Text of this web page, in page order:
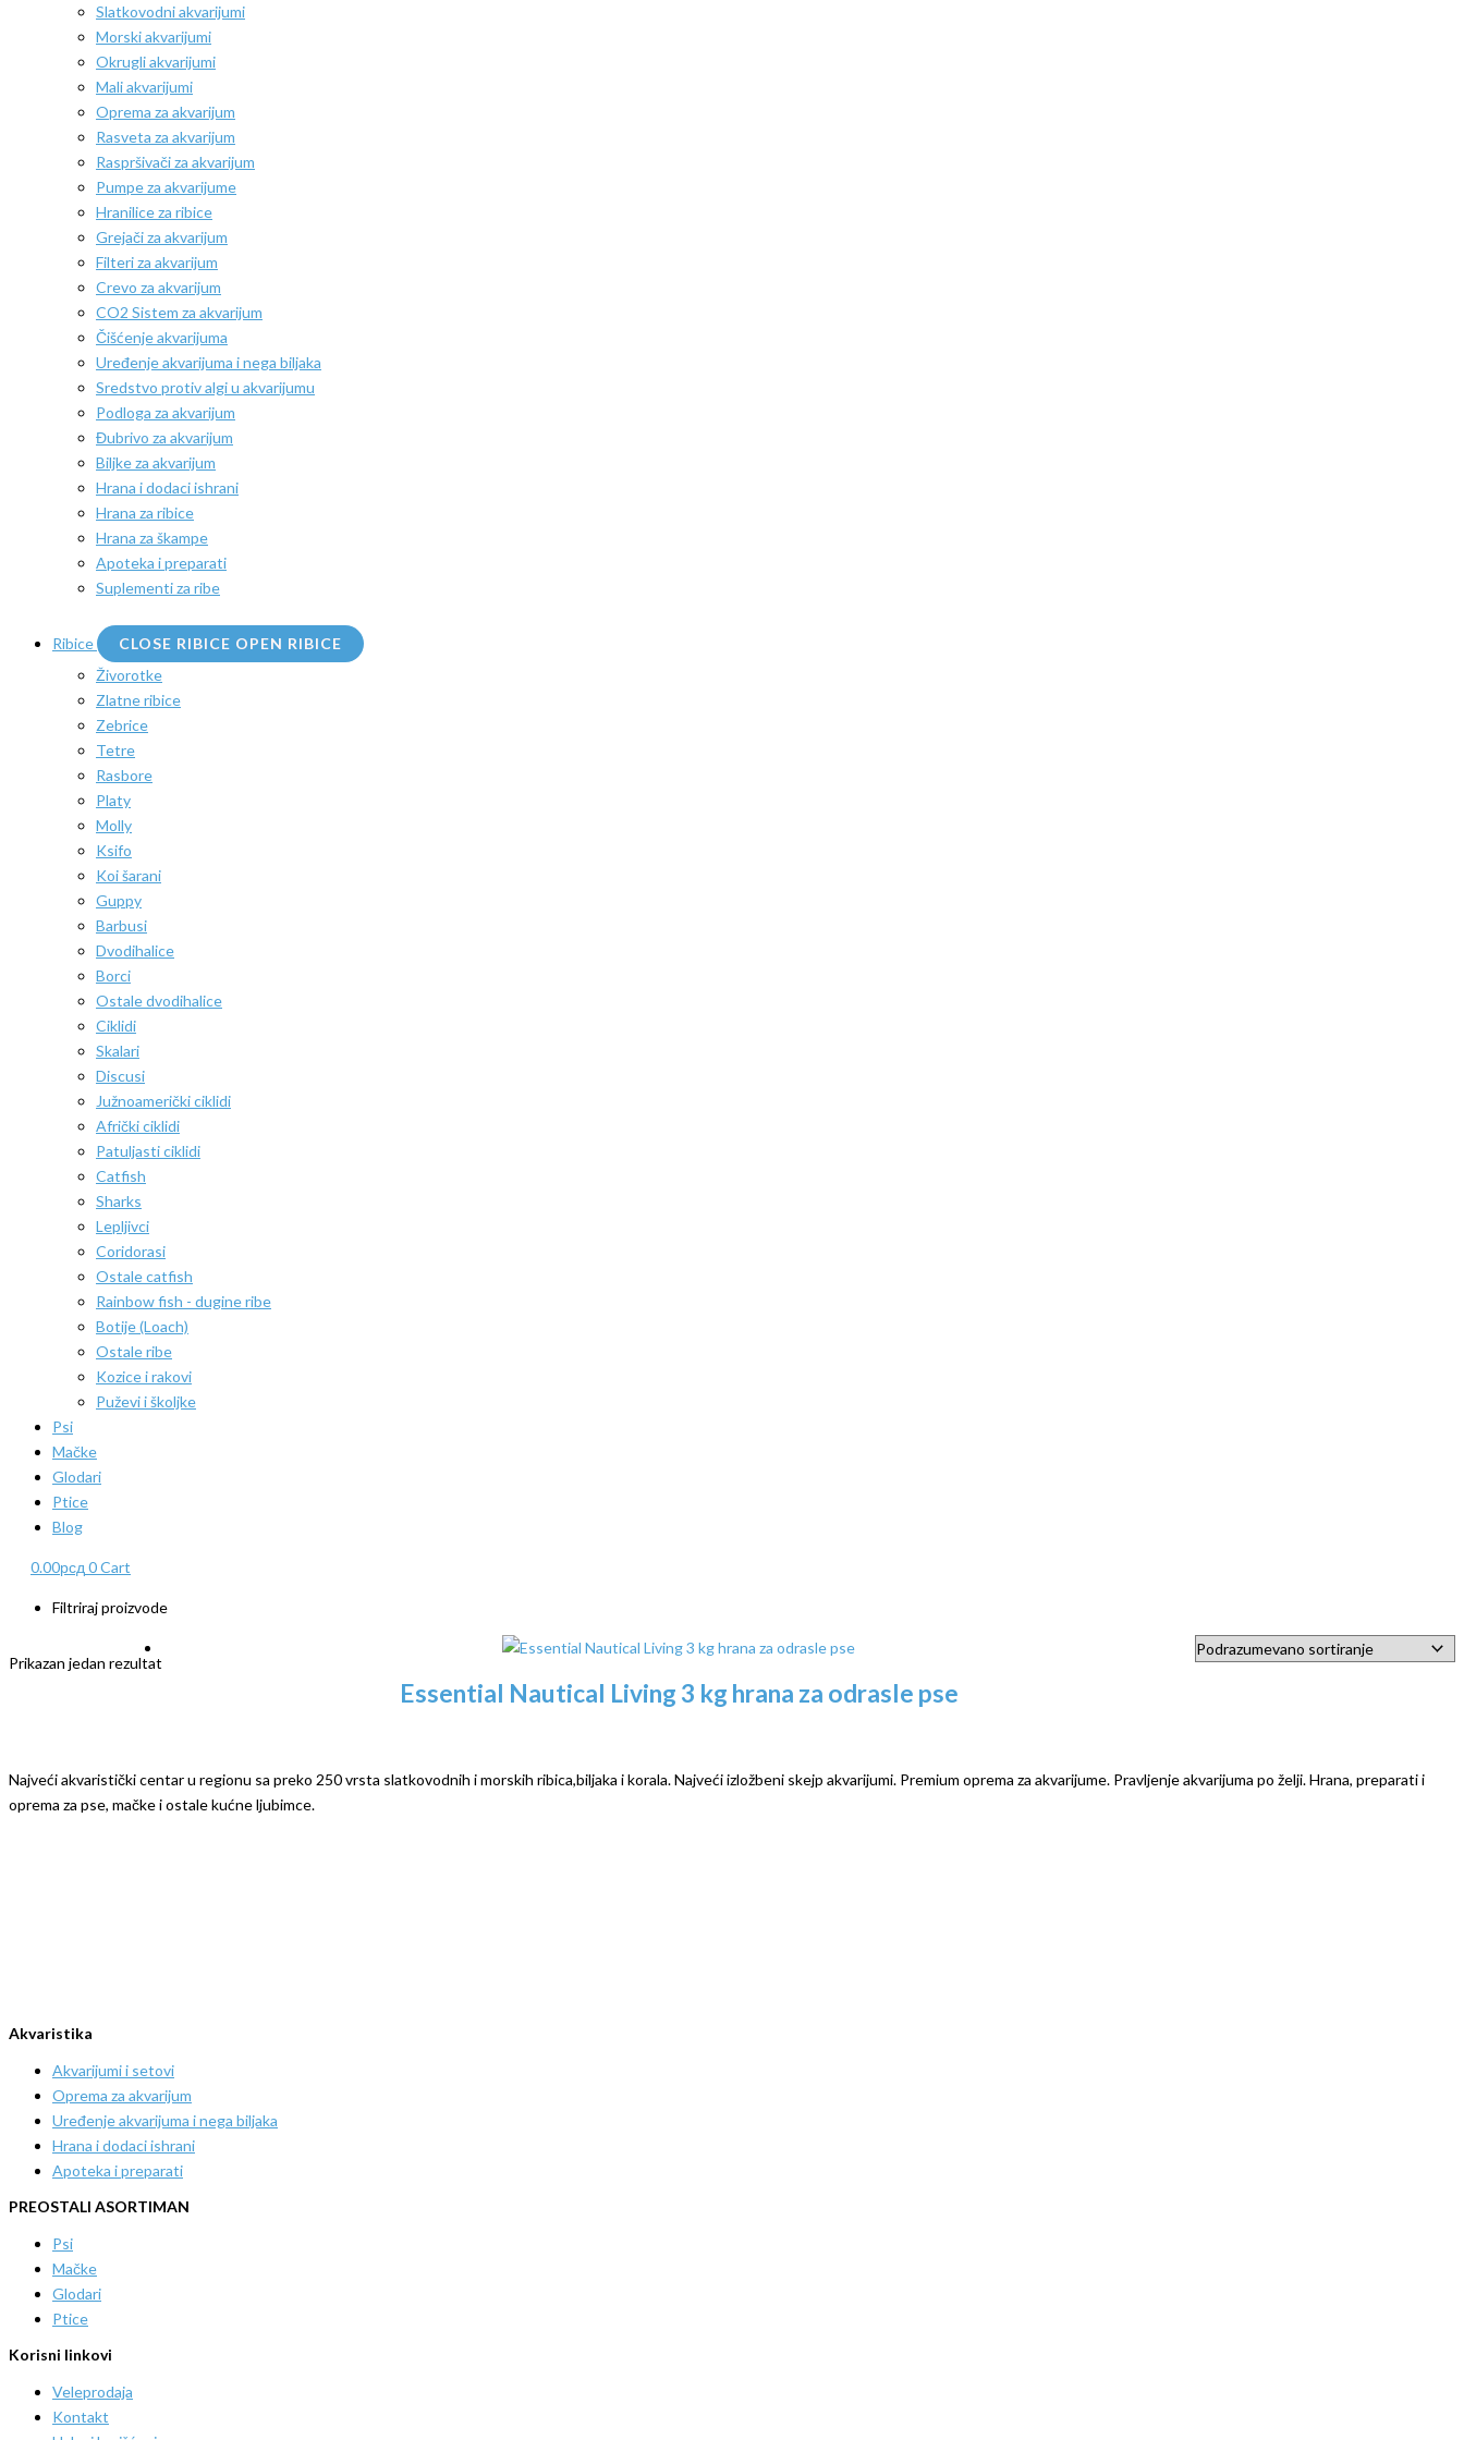
Slatkovodni akvarijumi
Morski akvarijumi
Okrugli akvarijumi
Mali akvarijumi
Oprema za akvarijum
Rasveta za akvarijum
Raspršivači za akvarijum
Pumpe za akvarijume
Hranilice za ribice
Grejači za akvarijum
Filteri za akvarijum
Crevo za akvarijum
CO2 Sistem za akvarijum
Čišćenje akvarijuma
Uređenje akvarijuma i nega biljaka
Sredstvo protiv algi u akvarijumu
Podloga za akvarijum
Đubrivo za akvarijum
Biljke za akvarijum
Hrana i dodaci ishrani
Hrana za ribice
Hrana za škampe
Apoteka i preparati
Suplementi za ribe
Ribice CLOSE RIBICE OPEN RIBICE
Živorotke
Zlatne ribice
Zebrice
Tetre
Rasbore
Platy
Molly
Ksifo
Koi šarani
Guppy
Barbusi
Dvodihalice
Borci
Ostale dvodihalice
Ciklidi
Skalari
Discusi
Južnoamerički ciklidi
Afrički ciklidi
Patuljasti ciklidi
Catfish
Sharks
Lepljivci
Coridorasi
Ostale catfish
Rainbow fish - dugine ribe
Botije (Loach)
Ostale ribe
Kozice i rakovi
Puževi i školjke
Psi
Mačke
Glodari
Ptice
Blog
0.00рсд 0Cart
Filtriraj proizvode
Prikazan jedan rezultat
Essential Nautical Living 3 kg hrana za odrasle pse
Najveći akvaristički centar u regionu sa preko 250 vrsta slatkovodnih i morskih ribica,biljaka i korala. Najveći izložbeni skejp akvarijumi. Premium oprema za akvarijume. Pravljenje akvarijuma po želji. Hrana, preparati i
oprema za pse, mačke i ostale kućne ljubimce.
Akvaristika
Akvarijumi i setovi
Oprema za akvarijum
Uređenje akvarijuma i nega biljaka
Hrana i dodaci ishrani
Apoteka i preparati
PREOSTALI ASORTIMAN
Psi
Mačke
Glodari
Ptice
Korisni linkovi
Veleprodaja
Kontakt